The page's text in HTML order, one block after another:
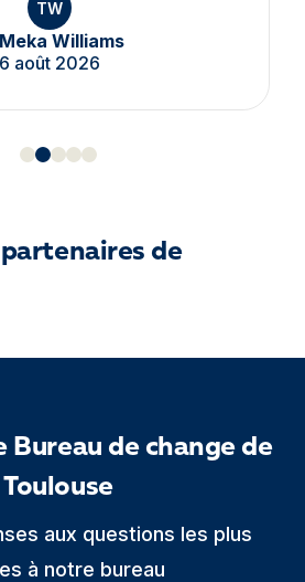
TW
Williams
6 août 2026
de
Bureau de change de
Toulouse
aux questions les plus
à notre bureau